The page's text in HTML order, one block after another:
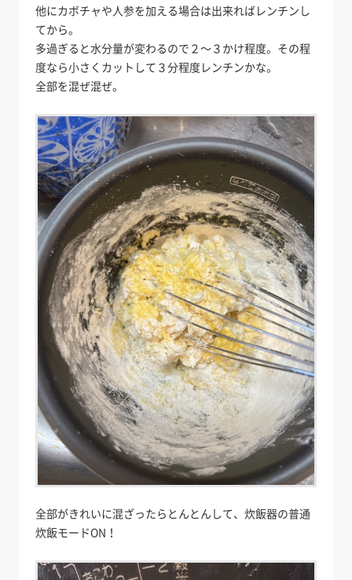
他にカボチャや人参を加える場合は出来ればレンチンし
てから。
多過ぎると水分量が変わるので２～３かけ程度。その程
度なら小さくカットして３分程度レンチンかな。
全部を混ぜ混ぜ。
全部がきれいに混ざったらとんとんして、炊飯器の普通
炊飯モードON！